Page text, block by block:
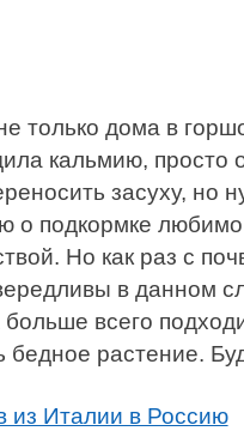
только дома в
кальмию, просто
засуху, но
о подкормке
Но как раз с
в данном
больше всего
бедное растение.
из Италии в Россию